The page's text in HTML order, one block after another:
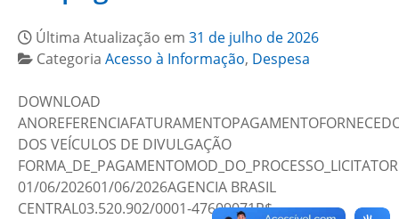
Última Atualização em 31 de julho de 2026
Categoria Acesso à Informação, Despesa
DOWNLOAD
DOS VEÍCULOS DE DIVULGAÇÃO
01/06/202601/06/2026AGENCIA BRASIL
CENTRAL03.520.902/0001-47609071R$